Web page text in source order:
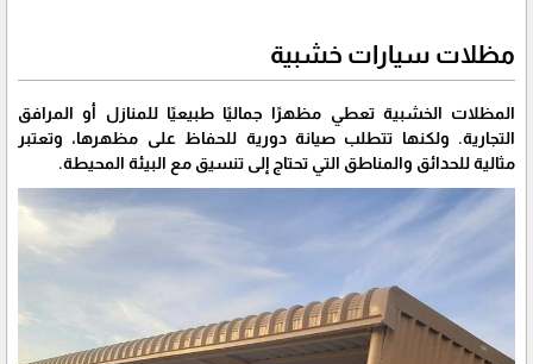
مظلات سيارات خشبية
المظلات الخشبية تعطي مظهرًا جماليًا طبيعيًا للمنازل أو المرافق
التجارية. ولكنها تتطلب صيانة دورية للحفاظ على مظهرها، وتعتبر
مثالية للحدائق والمناطق التي تحتاج إلى تنسيق مع البيئة المحيطة.